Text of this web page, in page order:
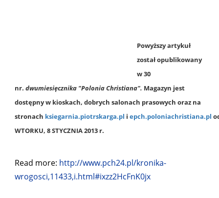
Powyższy artykuł
został opublikowany
w 30
nr. dwumiesięcznika "Polonia Christiana". Magazyn jest
dostępny w kioskach, dobrych salonach prasowych oraz na
stronach ksiegarnia.piotrskarga.pl i epch.poloniachristiana.pl
WTORKU, 8 STYCZNIA 2013 r.
Read more: http://www.pch24.pl/kronika-
wrogosci,11433,i.html#ixzz2HcFnK0jx